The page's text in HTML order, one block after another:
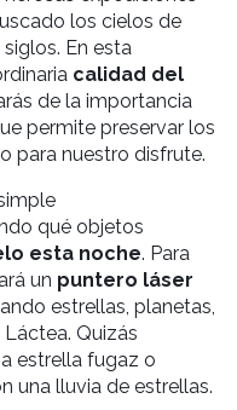
los cielos de
En esta
calidad del
de la importancia
permite preservar los
para nuestro disfrute.
qué objetos
esta noche. Para
un puntero láser
estrellas, planetas,
Quizás
estrella fugaz o
una lluvia de estrellas.